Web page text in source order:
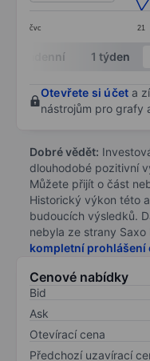
čvc 21
End of interactive
Intradenní 1 týden
Otevřete si účet a
nástrojům pro grafy
Dobré vědět:
dlouhodobé pozitivní
Můžete přijít o část
Historický výkon této
budoucích výsledků.
nebyla ze strany
kompletní prohlášení
Cenové nabídky
Bid
Ask
Otevírací cena
Předchozí uzavírací